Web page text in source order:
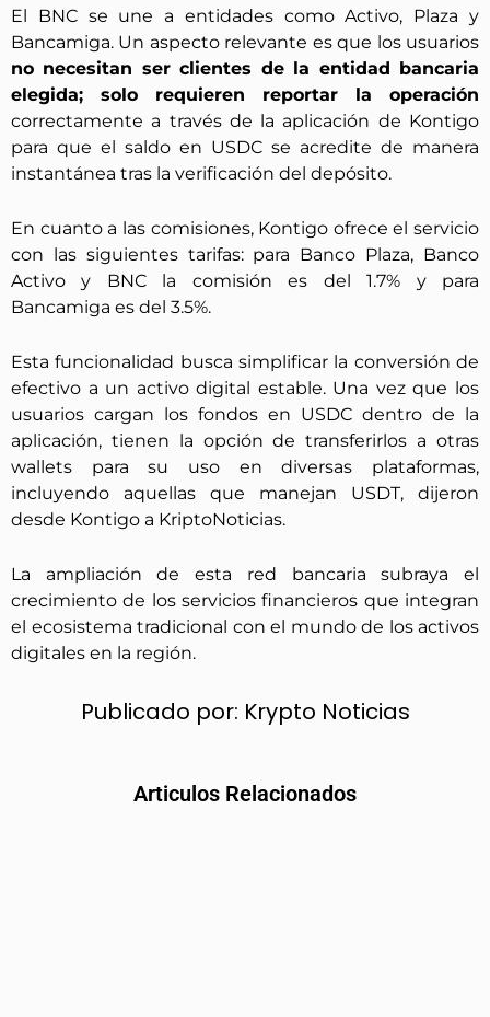
El BNC se une a entidades como Activo, Plaza y
Bancamiga. Un aspecto relevante es que los usuarios
no necesitan ser clientes de la entidad bancaria
elegida; solo requieren reportar la operación
correctamente a través de la aplicación de Kontigo
para que el saldo en USDC se acredite de manera
instantánea tras la verificación del depósito.
En cuanto a las comisiones, Kontigo ofrece el servicio
con las siguientes tarifas: para Banco Plaza, Banco
Activo y BNC la comisión es del 1.7% y para
Bancamiga es del 3.5%.
Esta funcionalidad busca simplificar la conversión de
efectivo a un activo digital estable. Una vez que los
usuarios cargan los fondos en USDC dentro de la
aplicación, tienen la opción de transferirlos a otras
wallets para su uso en diversas plataformas,
incluyendo aquellas que manejan USDT, dijeron
desde Kontigo a KriptoNoticias.
La ampliación de esta red bancaria subraya el
crecimiento de los servicios financieros que integran
el ecosistema tradicional con el mundo de los activos
digitales en la región.
Publicado por: Krypto Noticias
Articulos Relacionados